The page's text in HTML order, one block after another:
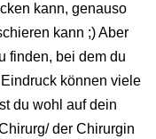
kann, genauso
kann ;) Aber
finden, bei dem du
können viele
du wohl auf dein
der Chirurgin